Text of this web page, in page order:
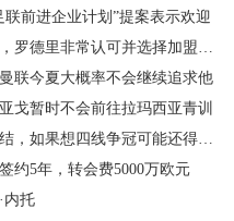
前进企业计划”提案表示欢迎
德里非常认可并选择加盟巴萨
联今夏大概率不会继续追求他
戈暂时不会前往拉玛西亚青训
如果想四线争冠可能还得买人
约5年，转会费5000万欧元
内托